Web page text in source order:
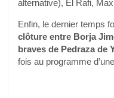
alternative), El Rafi,
Enfin, le dernier temps
clôture entre Borja
braves de Pedraza de
fois au programme